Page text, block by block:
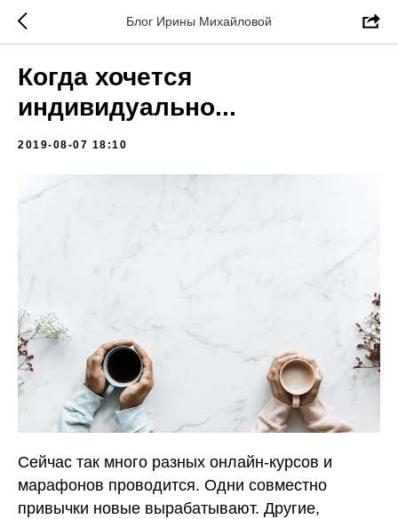
Блог Ирины Михайловой
Когда хочется
индивидуально...
2019-08-07 18:10
Сейчас так много разных онлайн-курсов и
марафонов проводится. Одни совместно
привычки новые вырабатывают. Другие,